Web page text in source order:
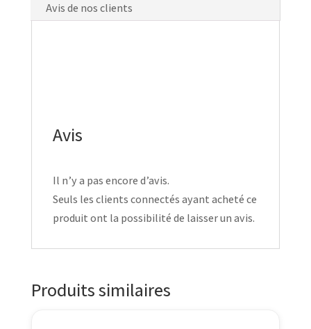
Avis de nos clients
Avis
Il n’y a pas encore d’avis.
Seuls les clients connectés ayant acheté ce
produit ont la possibilité de laisser un avis.
Produits similaires